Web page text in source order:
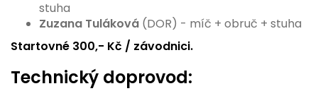
stuha
Zuzana Tuláková (DOR) - míč + obruč + stuha
Startovné 300,- Kč / závodnici.
Technický doprovod: